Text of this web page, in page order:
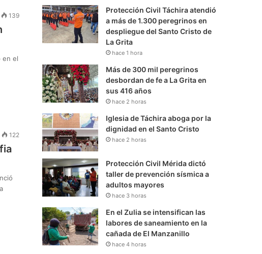
139
en el
122
Protección Civil Táchira atendió
a más de 1.300 peregrinos en
despliegue del Santo Cristo de
La Grita
hace 1 hora
Más de 300 mil peregrinos
desbordan de fe a La Grita en
sus 416 años
hace 2 horas
Iglesia de Táchira aboga por la
dignidad en el Santo Cristo
hace 2 horas
Protección Civil Mérida dictó
taller de prevención sísmica a
adultos mayores
hace 3 horas
En el Zulia se intensifican las
labores de saneamiento en la
cañada de El Manzanillo
hace 4 horas